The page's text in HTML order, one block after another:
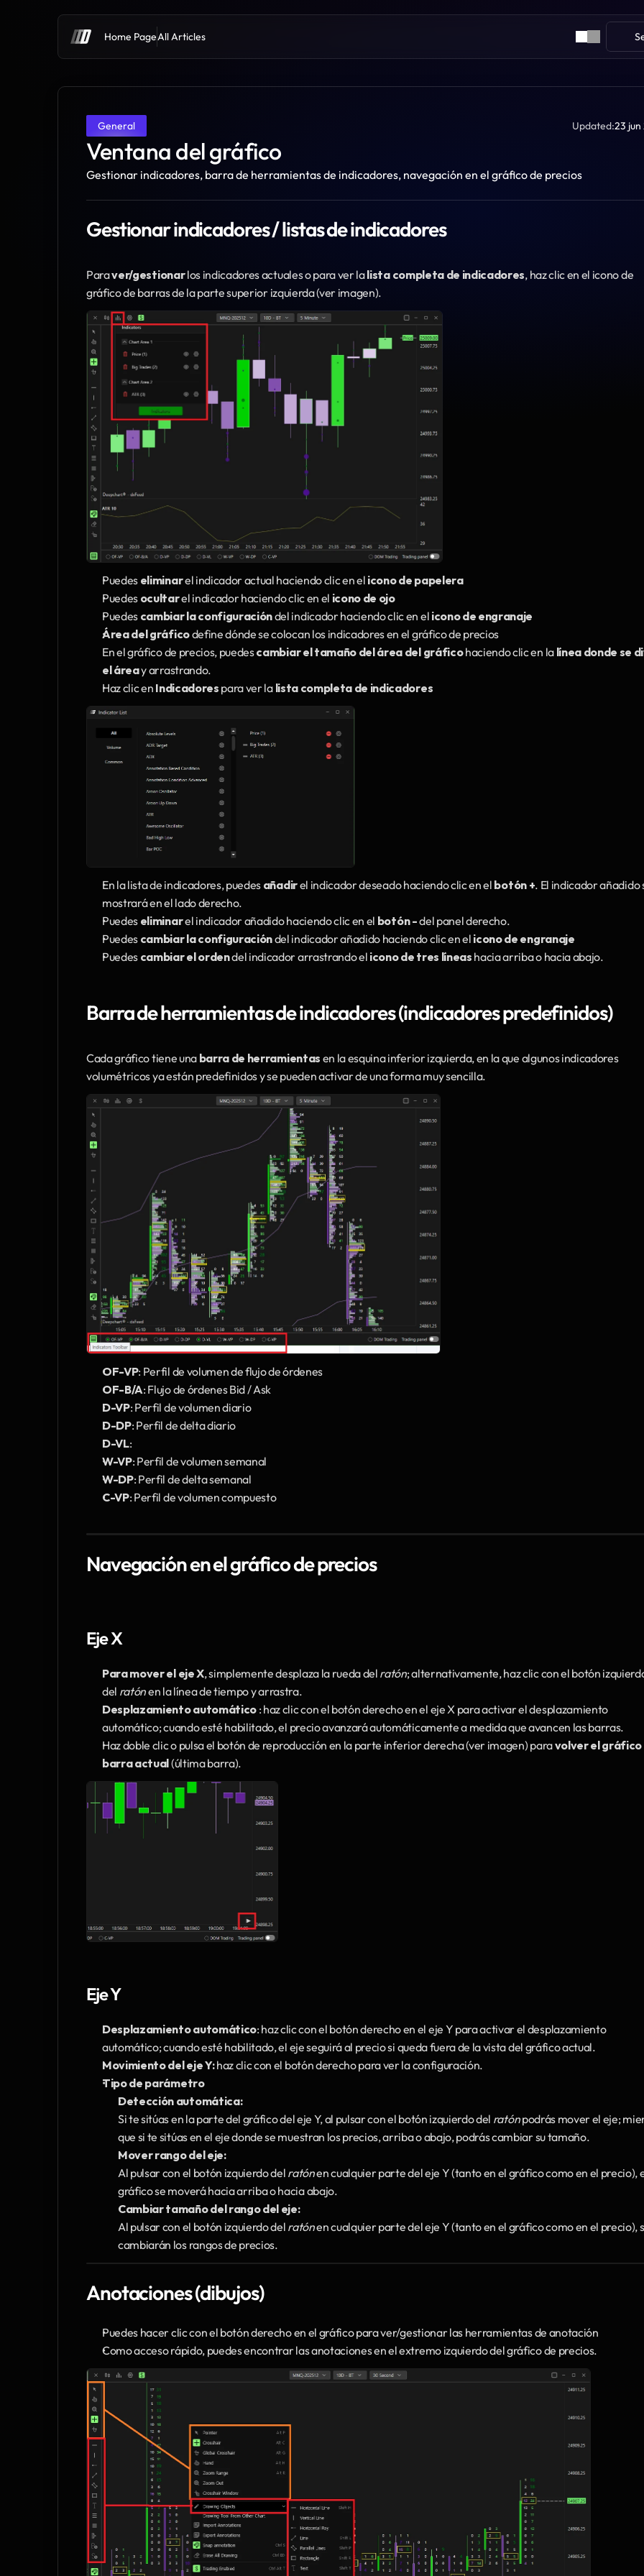
Home PageAll Articles
General Updated:23
Ventana del gráfico
Gestionar indicadores, barra de herramientas de indicadores, navegación en el gráfico de precios
Gestionar indicadores / listas de indicadores
Para ver/gestionar los indicadores actuales o para ver la lista completa de indicadores, haz clic en el icono de
gráfico de barras de la parte superior izquierda (ver imagen).
Puedes eliminar el indicador actual haciendo clic en el icono de papelera
Puedes ocultar el indicador haciendo clic en el icono de ojo
Puedes cambiar la configuración del indicador haciendo clic en el icono de engranaje
Área del gráfico define dónde se colocan los indicadores en el gráfico de precios
En el gráfico de precios, puedes cambiar el tamaño del área del gráfico haciendo clic en la línea donde se
el área y arrastrando.
Haz clic en Indicadores para ver la lista completa de indicadores
En la lista de indicadores, puedes añadir el indicador deseado haciendo clic en el botón +. El indicador añadido
mostrará en el lado derecho.
Puedes eliminar el indicador añadido haciendo clic en el botón - del panel derecho.
Puedes cambiar la configuración del indicador añadido haciendo clic en el icono de engranaje
Puedes cambiar el orden del indicador arrastrando el icono de tres líneas hacia arriba o hacia abajo.
Barra de herramientas de indicadores (indicadores predefinidos)
Cada gráfico tiene una barra de herramientas en la esquina inferior izquierda, en la que algunos indicadores
volumétricos ya están predefinidos y se pueden activar de una forma muy sencilla.
OF-VP: Perfil de volumen de flujo de órdenes
OF-B/A: Flujo de órdenes Bid / Ask
D-VP: Perfil de volumen diario
D-DP: Perfil de delta diario
D-VL:
W-VP: Perfil de volumen semanal
W-DP: Perfil de delta semanal
C-VP: Perfil de volumen compuesto
Navegación en el gráfico de precios
Eje X
Para mover el eje X, simplemente desplaza la rueda del ratón; alternativamente, haz clic con el botón
del ratón en la línea de tiempo y arrastra.
Desplazamiento automático : haz clic con el botón derecho en el eje X para activar el desplazamiento
automático; cuando esté habilitado, el precio avanzará automáticamente a medida que avancen las barras.
Haz doble clic o pulsa el botón de reproducción en la parte inferior derecha (ver imagen) para volver el gráfico
barra actual (última barra).
Eje Y
Desplazamiento automático: haz clic con el botón derecho en el eje Y para activar el desplazamiento
automático; cuando esté habilitado, el eje seguirá al precio si queda fuera de la vista del gráfico actual.
Movimiento del eje Y: haz clic con el botón derecho para ver la configuración.
Tipo de parámetro
Detección automática:
Si te sitúas en la parte del gráfico del eje Y, al pulsar con el botón izquierdo del ratón podrás mover el eje;
que si te sitúas en el eje donde se muestran los precios, arriba o abajo, podrás cambiar su tamaño.
Mover rango del eje:
Al pulsar con el botón izquierdo del ratón en cualquier parte del eje Y (tanto en el gráfico como en el precio),
gráfico se moverá hacia arriba o hacia abajo.
Cambiar tamaño del rango del eje:
Al pulsar con el botón izquierdo del ratón en cualquier parte del eje Y (tanto en el gráfico como en el precio),
cambiarán los rangos de precios.
Anotaciones (dibujos)
Puedes hacer clic con el botón derecho en el gráfico para ver/gestionar las herramientas de anotación
Como acceso rápido, puedes encontrar las anotaciones en el extremo izquierdo del gráfico de precios.